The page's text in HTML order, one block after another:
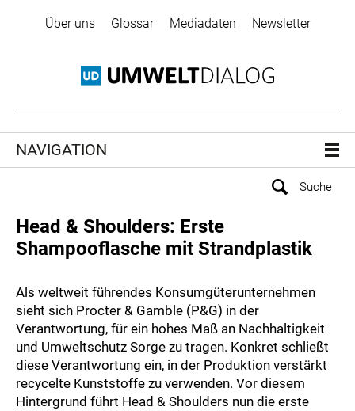
Über uns Glossar Mediadaten Newsletter
NAVIGATION
Head & Shoulders: Erste
Shampooflasche mit Strandplastik
Als weltweit führendes Konsumgüterunternehmen
sieht sich Procter & Gamble (P&G) in der
Verantwortung, für ein hohes Maß an Nachhaltigkeit
und Umweltschutz Sorge zu tragen. Konkret schließt
diese Verantwortung ein, in der Produktion verstärkt
recycelte Kunststoffe zu verwenden. Vor diesem
Hintergrund führt Head & Shoulders nun die erste